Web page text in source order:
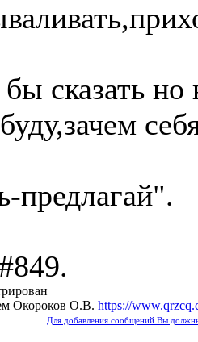
сказать но
предлагай".
Окороков О.В. https://
Для добавления сообщений Вы должны